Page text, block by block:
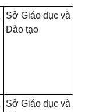
Sở Giáo dục và
Đào tạo
Sở Giáo dục và